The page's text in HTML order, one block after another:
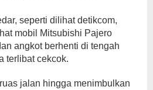
seperti dilihat detikcom,
mobil Mitsubishi Pajero
angkot berhenti di tengah
terlibat cekcok.
jalan hingga menimbulkan